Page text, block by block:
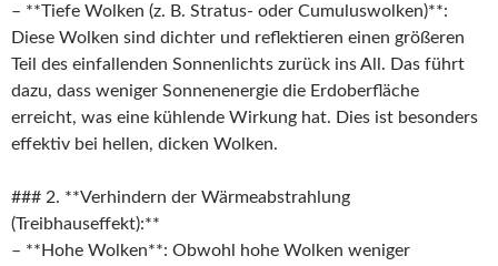
– **Tiefe Wolken (z. B. Stratus- oder Cumuluswolken)**:
Diese Wolken sind dichter und reflektieren einen größeren
Teil des einfallenden Sonnenlichts zurück ins All. Das führt
dazu, dass weniger Sonnenenergie die Erdoberfläche
erreicht, was eine kühlende Wirkung hat. Dies ist besonders
effektiv bei hellen, dicken Wolken.
### 2. **Verhindern der Wärmeabstrahlung
(Treibhauseffekt):**
– **Hohe Wolken**: Obwohl hohe Wolken weniger